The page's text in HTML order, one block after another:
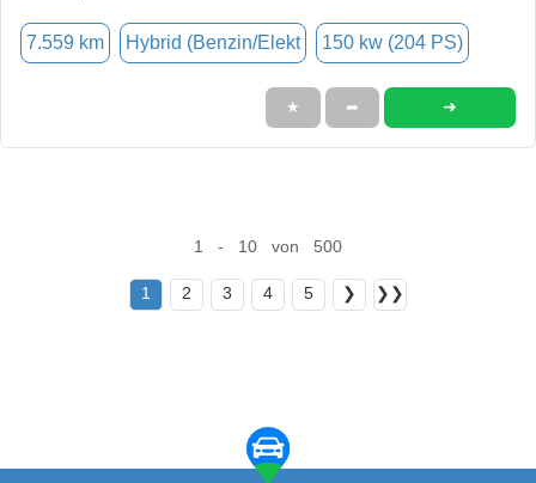
7.559 km Hybrid (Benzin/Elekt 150 kw (204 PS)
★ ➦ ➜
1 - 10 von 500
1 2 3 4 5 ❯ ❯❯